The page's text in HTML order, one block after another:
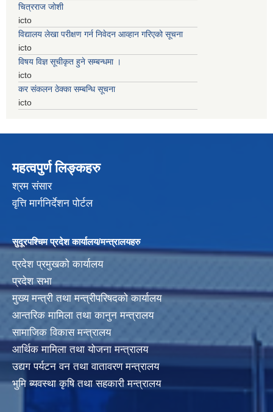
चित्रराज जोशी
icto
विद्यालय लेखा परीक्षण गर्न निवेदन आव्हान गरिएको सूचना
icto
विषय विज्ञ सूचीकृत हुने सम्बन्धमा ।
icto
कर संकलन ठेक्का सम्बन्धि सूचना
icto
महत्वपुर्ण लिङ्कहरु
श्रम संसार
वृत्ति मार्गनिर्देशन पोर्टल
सुदूरपश्चिम प्रदेश कार्यालय/मन्त्रालयहरु
प्रदेश प्रमुखको कार्यालय
प्रदेश सभा
मुख्य मन्त्री तथा मन्त्रीपरिषदको कार्यालय
आन्तरिक मामिला तथा कानुन मन्त्रालय
सामाजिक विकास मन्त्रालय
आर्थिक मामिला तथा योजना मन्त्रालय
उद्यग पर्यटन वन तथा वातावरण मन्त्रालय
भुमि ब्यवस्था कृषि तथा सहकारी मन्त्रालय